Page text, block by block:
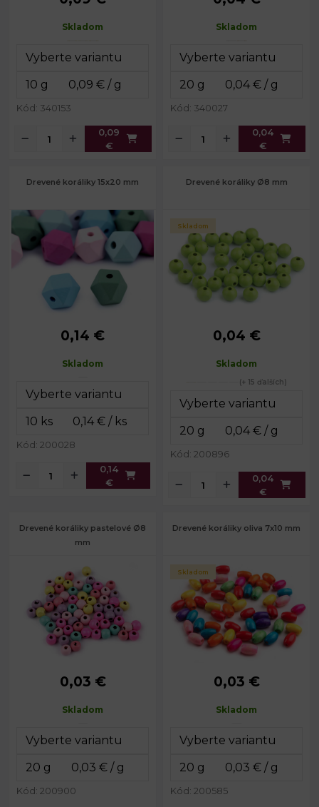
Skladom
Kód: 340153
0,09
€
Skladom
Kód: 340027
0,04
€
Drevené koráliky 15x20 mm
Rozmery:
15 x 20 mm
0,14 €
Skladom
Kód: 200028
0,14
€
Drevené koráliky Ø8 mm
Priemer:
8 mm
Skladom
0,04 €
Skladom
(+ 15 ďalších)
Kód: 200896
0,04
€
Drevené koráliky pastelové Ø8
mm
Priemer:
8 mm
0,03 €
Skladom
Kód: 200900
Drevené koráliky oliva 7x10 mm
Priemer:
7 mm
Skladom
0,03 €
Skladom
Kód: 200585